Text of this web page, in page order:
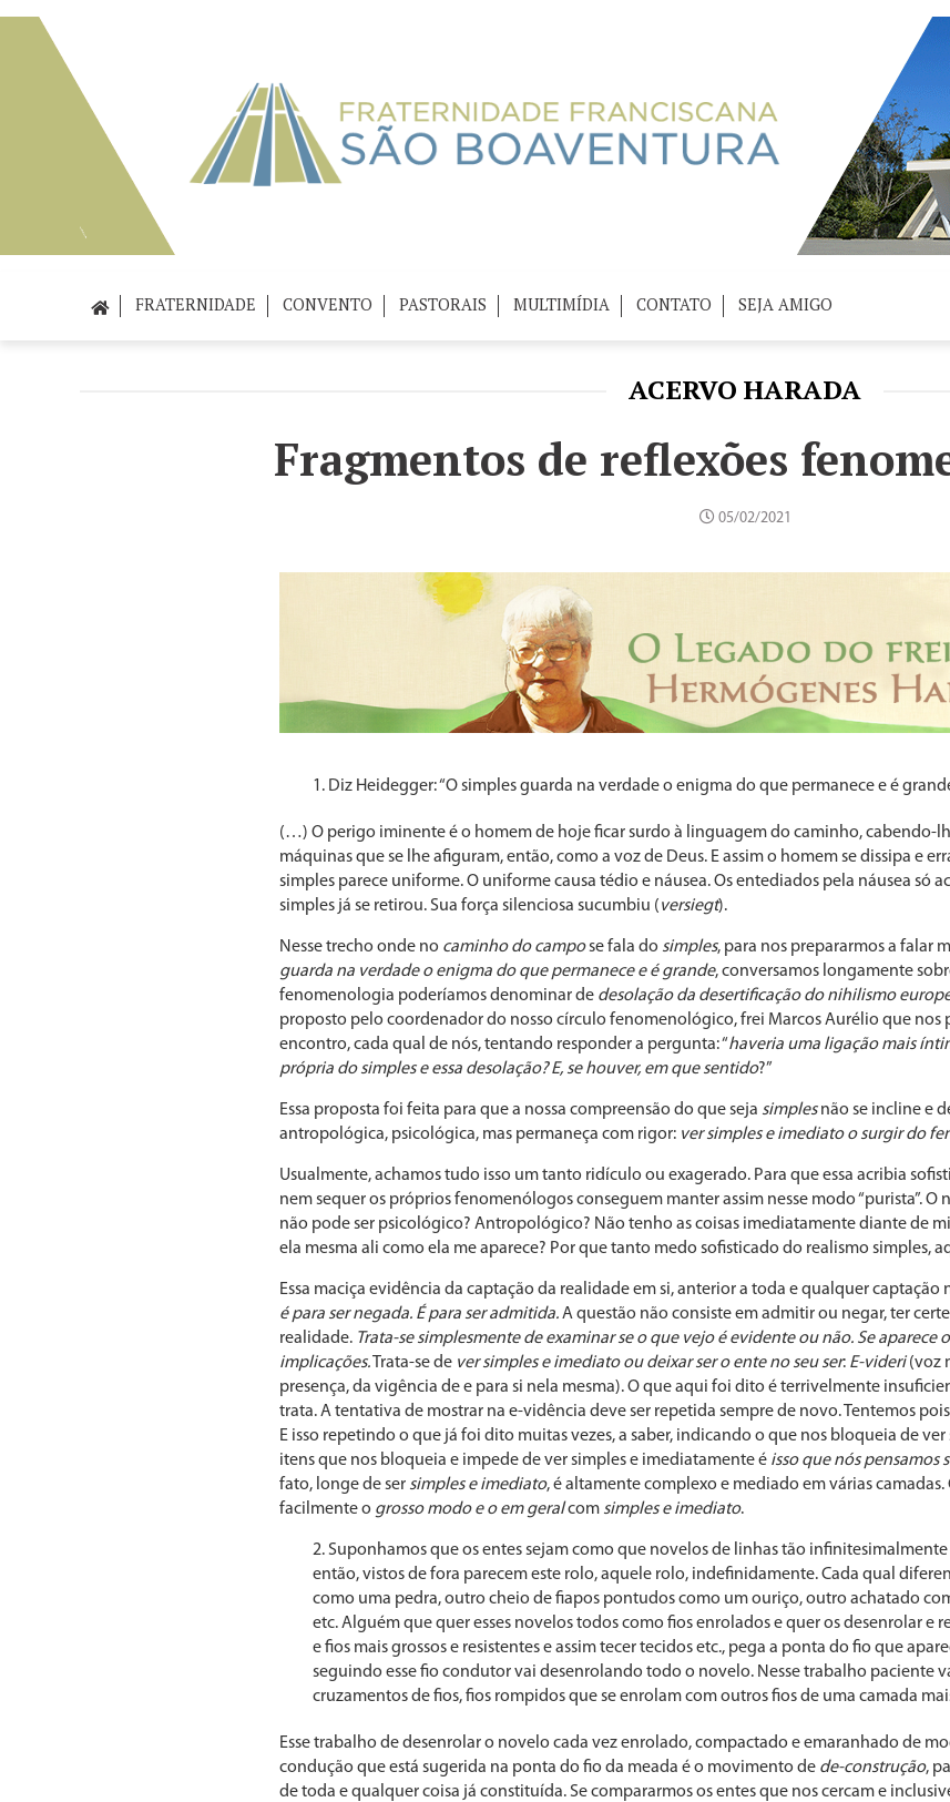
FRATERNIDADE CONVENTO PASTORAIS MULTIMÍDIA CONTATO SEJA AMIGO
ACERVO HARADA
Fragmentos de reflexões
05/02/2021
Diz Heidegger: “O simples guarda na verdade o enigma do que permanece e é
(…) O perigo iminente é o homem de hoje ficar surdo à linguagem do caminho, cabendo-
máquinas que se lhe afiguram, então, como a voz de Deus. E assim o homem se dissipa e
simples parece uniforme. O uniforme causa tédio e náusea. Os entediados pela náusea só
simples já se retirou. Sua força silenciosa sucumbiu (versiegt).
Nesse trecho onde no caminho do campose fala do simples, para nos prepararmos a falar
guarda na verdade o enigma do que permanece e é grande, conversamos longamente
fenomenologia poderíamos denominar de desolação da desertificação do nihilismo
proposto pelo coordenador do nosso círculo fenomenológico, frei Marcos Aurélio que nos
encontro, cada qual de nós, tentando responder a pergunta: “haveria uma ligação mais
própria do simples e essa desolação? E, se houver, em que sentido?”
Essa proposta foi feita para que a nossa compreensão do que seja simplesnão se incline e
antropológica, psicológica, mas permaneça com rigor: ver simples e imediato o surgir do
Usualmente, achamos tudo isso um tanto ridículo ou exagerado. Para que essa acribia
nem sequer os próprios fenomenólogos conseguem manter assim nesse modo “purista”. O
não pode ser psicológico? Antropológico? Não tenho as coisas imediatamente diante de
ela mesma ali como ela me aparece? Por que tanto medo sofisticado do realismo simples,
Essa maciça evidência da captação da realidade em si, anterior a toda e qualquer captação
é para ser negada. É para ser admitida.A questão não consiste em admitir ou negar, ter
realidade. Trata-se simplesmente de examinar se o que vejo é evidente ou não. Se aparece
implicações.Trata-se de ver simples e imediato ou deixar ser o ente no seu ser: E-videri(voz
presença, da vigência de e para si nela mesma). O que aqui foi dito é terrivelmente
trata. A tentativa de mostrar na e-vidência deve ser repetida sempre de novo. Tentemos
E isso repetindo o que já foi dito muitas vezes, a saber, indicando o que nos bloqueia de
itens que nos bloqueia e impede de ver simples e imediatamente é isso que nós pensamos
fato, longe de ser simples e imediato, é altamente complexo e mediado em várias
facilmente o grosso modo e o em geralcom simples e imediato.
Suponhamos que os entes sejam como que novelos de linhas tão
então, vistos de fora parecem este rolo, aquele rolo, indefinidamente. Cada qual
como uma pedra, outro cheio de fiapos pontudos como um ouriço, outro achatado
etc. Alguém que quer esses novelos todos como fios enrolados e quer os desenrolar e
e fios mais grossos e resistentes e assim tecer tecidos etc., pega a ponta do fio que
seguindo esse fio condutor vai desenrolando todo o novelo. Nesse trabalho paciente
cruzamentos de fios, fios rompidos que se enrolam com outros fios de uma camada
Esse trabalho de desenrolar o novelo cada vez enrolado, compactado e emaranhado de
condução que está sugerida na ponta do fio da meada é o movimento de de-construção,
de toda e qualquer coisa já constituída. Se compararmos os entes que nos cercam e